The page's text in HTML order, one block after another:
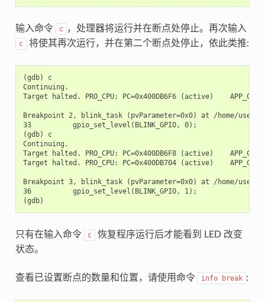
输入命令 c ，处理器将运行并在断点处停止。再次输入
c 将使其再次运行，并在第二个断点处停止，依此类推:
(gdb) c
Continuing.
Target halted. PRO_CPU: PC=0x400DB6F6 (active)    APP_CPU:
Breakpoint 2, blink_task (pvParameter=0x0) at /home/
33          gpio_set_level(BLINK_GPIO, 0);
(gdb) c
Continuing.
Target halted. PRO_CPU: PC=0x400DB6F8 (active)    APP_CPU:
Target halted. PRO_CPU: PC=0x400DB704 (active)    APP_CPU:
Breakpoint 3, blink_task (pvParameter=0x0) at /home/
36          gpio_set_level(BLINK_GPIO, 1);
只有在输入命令 c
恢复程序运行后才能看到 LED 改变
状态。
查看已设置断点的数量和位置，请使用命令 info break :